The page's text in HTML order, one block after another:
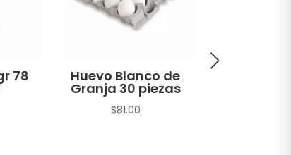
78 Huevo Blanco de
Granja 30 piezas
$81.00